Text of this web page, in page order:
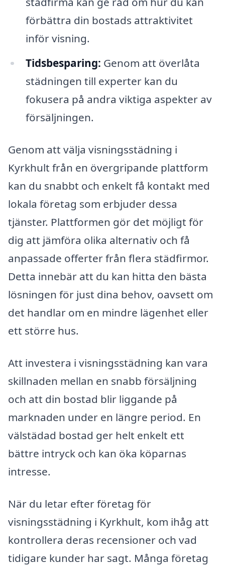
förbättra din bostads attraktivitet
inför visning.
Tidsbesparing: Genom att överlåta
städningen till experter kan du
fokusera på andra viktiga aspekter av
försäljningen.
Genom att välja visningsstädning i
Kyrkhult från en övergripande plattform
kan du snabbt och enkelt få kontakt med
lokala företag som erbjuder dessa
tjänster. Plattformen gör det möjligt för
dig att jämföra olika alternativ och få
anpassade offerter från flera städfirmor.
Detta innebär att du kan hitta den bästa
lösningen för just dina behov, oavsett om
det handlar om en mindre lägenhet eller
ett större hus.
Att investera i visningsstädning kan vara
skillnaden mellan en snabb försäljning
och att din bostad blir liggande på
marknaden under en längre period. En
välstädad bostad ger helt enkelt ett
bättre intryck och kan öka köparnas
intresse.
När du letar efter företag för
visningsstädning i Kyrkhult, kom ihåg att
kontrollera deras recensioner och vad
tidigare kunder har sagt. Många företag